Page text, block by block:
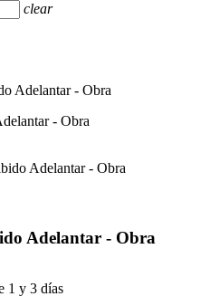
clear
Adelantar - Obra
Adelantar - Obra
1 y 3 días